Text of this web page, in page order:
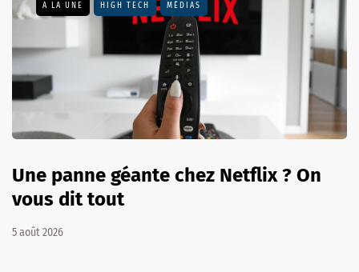
A LA UNE HIGH TECH MÉDIAS
Une panne géante chez Netflix ? On
vous dit tout
5 août 2026